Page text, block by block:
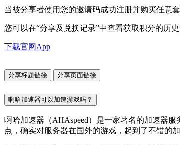
当被分享者使用您的邀请码成功注册并购买任意
您可以在“分享及兑换记录”中查看获取积分的历
下载官网App
分享标题链接 分享页面链接
啊哈加速器可以加速游戏吗？
啊哈加速器（AHAspeed）是一家著名的加速器
点，确实对服务器在国外的游戏，起到了不错的